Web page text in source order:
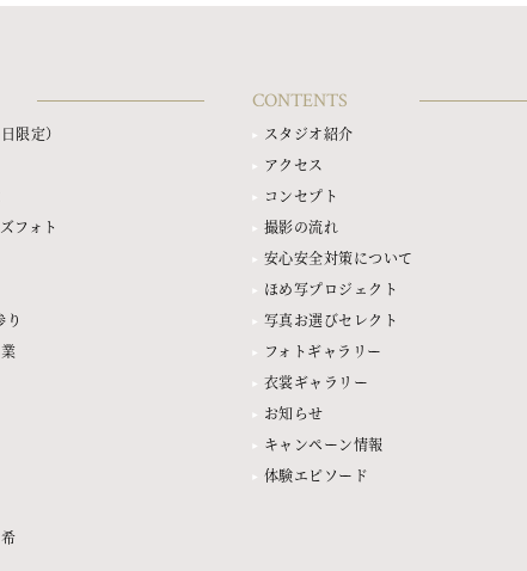
限定）
フォト
り
CONTENTS
スタジオ紹介
アクセス
コンセプト
撮影の流れ
安心安全対策について
ほめ写プロジェクト
写真お選びセレクト
フォトギャラリー
衣裳ギャラリー
お知らせ
キャンペーン情報
体験エピソード